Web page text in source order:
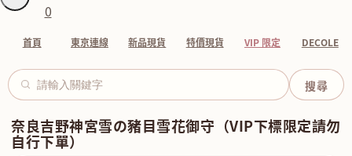
0
首頁 東京連線 新品現貨 特價現貨 VIP 限定 DECOLE
奈良吉野神宮雪の豬目雪花御守（VIP下標限定請勿
自行下單）